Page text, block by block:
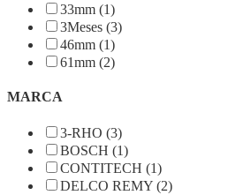
33mm (1)
3Meses (3)
46mm (1)
61mm (2)
MARCA
3-RHO (3)
BOSCH (1)
CONTITECH (1)
DELCO REMY (2)